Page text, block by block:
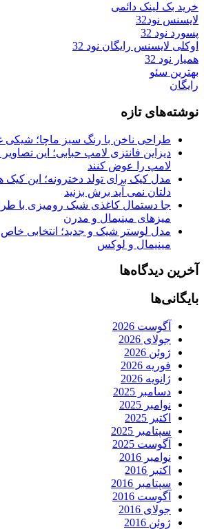
خرید بک لینک دائمی
لایسنس نود32
پسورد نود 32
اوکلی لایسنس رایگان نود 32
همیار نود 32
بهترین سئو
رایگان
نوشته‌های تازه
طراحی ناخن با رنگ سبز ماچا؛ شیکی
دیزاین فانتزی لامپ حبابی؛ این
لامپ را عوض کنند
مدل کیک برای تولد دخترونه؛ این کیک
دلتان نمی آید برش بزنید
جا دستمال کاغذی شیک رومیزی با
میزهای مینیمال و مدرن
مدل لوستر شیک و جدید؛ انتخابی خاص
مینیمال و لوکس
آخرین دیدگاه‌ها
بایگانی‌ها
آگوست 2026
جولای 2026
ژوئن 2026
فوریه 2026
ژانویه 2026
دسامبر 2025
نوامبر 2025
اکتبر 2025
سپتامبر 2025
آگوست 2025
نوامبر 2016
اکتبر 2016
سپتامبر 2016
آگوست 2016
جولای 2016
ژوئن 2016